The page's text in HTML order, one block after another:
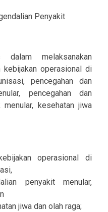
Penyakit
melaksanakan
kebijakan operasional di
pencegahan dan
pencegahan dan
kesehatan jiwa
operasional di
penyakit menular,
jiwa dan olah raga;